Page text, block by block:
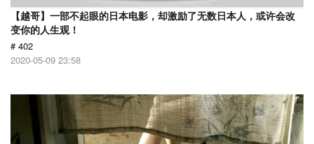
【越哥】一部不起眼的日本电影，却激励了无数日本人，或许会改
变你的人生观！
# 402
2020-05-09 23:58